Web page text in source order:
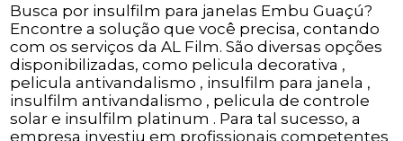
Busca por insulfilm para janelas Embu Guaçú?
Encontre a solução que você precisa, contando
com os serviços da AL Film. São diversas opções
disponibilizadas, como pelicula decorativa ,
pelicula antivandalismo , insulfilm para janela ,
insulfilm antivandalismo , pelicula de controle
solar e insulfilm platinum . Para tal sucesso, a
empresa investiu em profissionais competentes